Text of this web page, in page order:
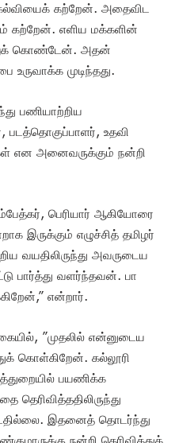
கற்றேன். அதைவிட
கற்றேன். எளிய மக்களின்
கொண்டேன். அதன்
முடிந்தது.
பணியாற்றிய
படத்தொகுப்பாளர், உதவி
என அனைவருக்கும் நன்றி
பெரியார் ஆகியோரை
இருக்கும் எழுச்சித் தமிழர்
வயதிலிருந்து அவருடைய
பார்த்து வளர்ந்தவன். பா
என்றார்.
”முதலில் என்னுடைய
கொள்கிறேன். கல்லூரி
பயணிக்க
தெரிவித்ததிலிருந்து
இதனைத் தொடர்ந்து
நன்றி தெரிவித்துக்